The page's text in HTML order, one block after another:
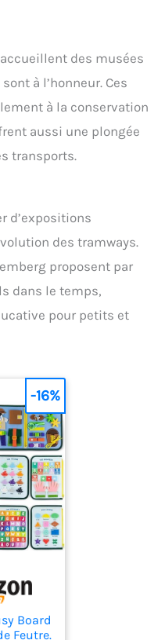
des musées
à l’honneur. Ces
à la conservation
aussi une plongée
transports.
d’expositions
des tramways.
proposent par
dans le temps,
pour petits et
Board
Feutre.
-16%